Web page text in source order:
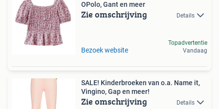
OPolo, Gant en meer
Zie omschrijving Details
Bezoek website
Topadvertentie
Vandaag
SALE! Kinderbroeken van o.a. Name it,
Vingino, Gap en meer!
Zie omschrijving Details